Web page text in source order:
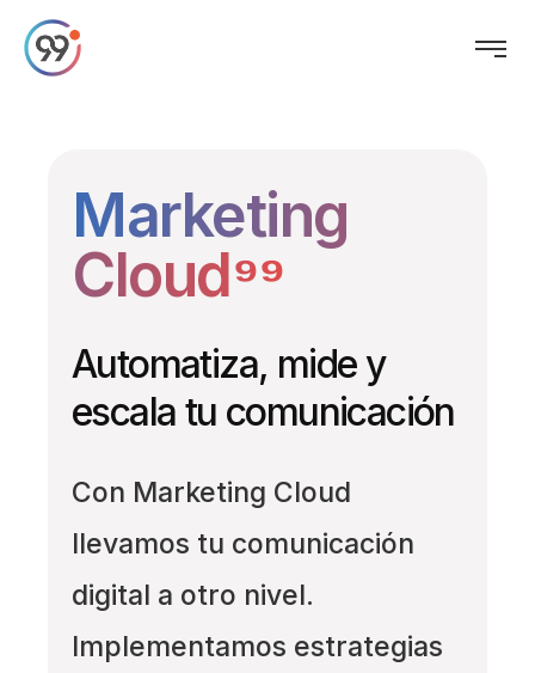
Marketing
Cloud⁹⁹
Automatiza, mide y
escala tu comunicación
Con Marketing Cloud
llevamos tu comunicación
digital a otro nivel.
Implementamos estrategias